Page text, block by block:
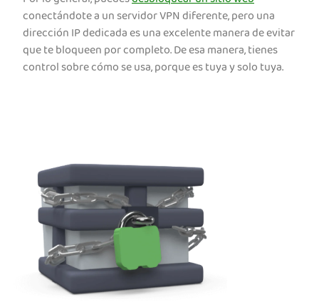
conectándote a un servidor VPN diferente, pero una
dirección IP dedicada es una excelente manera de evitar
que te bloqueen por completo. De esa manera, tienes
control sobre cómo se usa, porque es tuya y solo tuya.